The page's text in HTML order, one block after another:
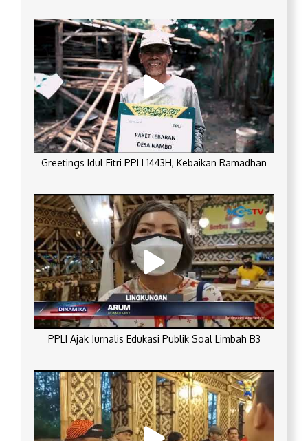
Greetings Idul Fitri PPLI 1443H, Kebaikan Ramadhan
PPLI Ajak Jurnalis Edukasi Publik Soal Limbah B3